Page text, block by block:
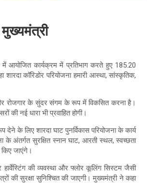
आयोजित कार्यक्रम में प्रतिभाग करते हुए 185.20
कॉरिडोर परियोजना हमारी आस्था, सांस्कृतिक,
और रोजगार के सुंदर संगम के रूप में विकसित करना है।
नई धारा भी प्रवाहित होगी।
के लिए शारदा घाट पुनर्विकास परियोजना के कार्य
अंतर्गत सुरक्षित स्नान घाट, आरती स्थल, स्वच्छता
जाएंगे।
की व्यवस्था और फ्लोर कूलिंग सिस्टम जैसी
की सुरक्षा सुनिश्चित की जाएगी। मुख्यमंत्री ने कहा